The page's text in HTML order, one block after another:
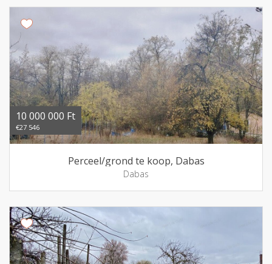
10 000 000 Ft
€27 546
Perceel/grond te koop, Dabas
Dabas